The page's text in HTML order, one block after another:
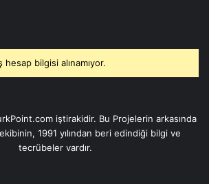
hesap bilgisi alınamıyor.
iştirakidir. Bu Projelerin arkasında
1991 yılından beri edindiği bilgi ve
tecrübeler vardır.